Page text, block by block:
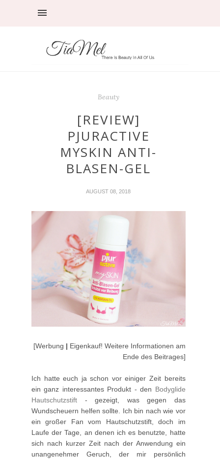
Beauty
[REVIEW]
PJURACTIVE
MYSKIN ANTI-
BLASEN-GEL
AUGUST 08, 2018
[Werbung | Eigenkauf! Weitere Informationen am
Ende des Beitrages]
Ich hatte euch ja schon vor einiger Zeit bereits
ein ganz interessantes Produkt - den Bodyglide
Hautschutzstift - gezeigt, was gegen das
Wundscheuern helfen sollte. Ich bin nach wie vor
ein großer Fan vom Hautschutzstift, doch im
Laufe der Tage, an denen ich es benutzte, hatte
sich nach kurzer Zeit nach der Anwendung ein
unangenehmer Geruch, der mir persönlich